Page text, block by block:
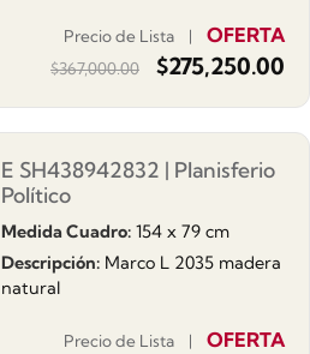
Precio de Lista | OFERTA
$367,000.00 $275,250.00
E SH438942832 | Planisferio
Político
Medida Cuadro: 154 x 79 cm
Descripción: Marco L 2035 madera
natural
Precio de Lista | OFERTA